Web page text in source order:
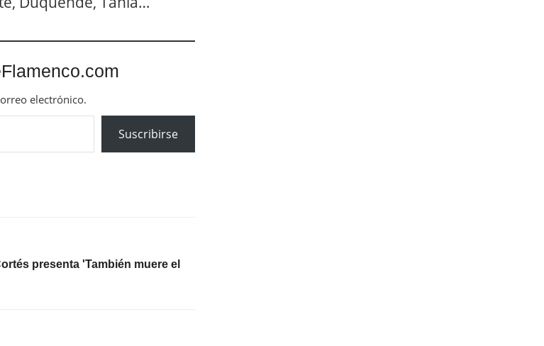
electrónico.
Suscribirse
presenta 'También muere el